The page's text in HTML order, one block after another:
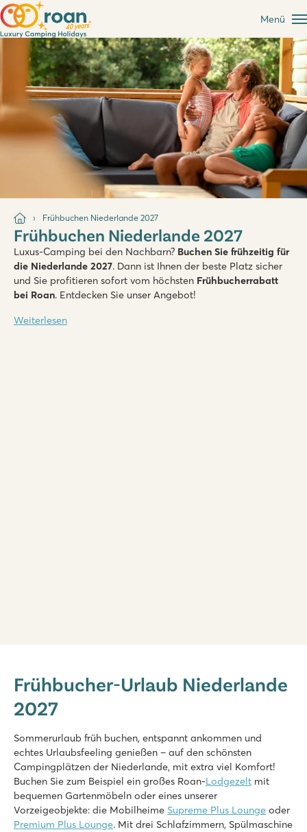
Menü
Frühbuchen Niederlande 2027
Frühbuchen Niederlande 2027
Luxus-Camping bei den Nachbarn? Buchen Sie frühzeitig für
die Niederlande 2027. Dann ist Ihnen der beste Platz sicher
und Sie profitieren sofort vom höchsten Frühbucherrabatt
bei Roan. Entdecken Sie unser Angebot!
Weiterlesen
Holland - - Nordbrabant - Kaatsheuvel
★ ★ ★
Beheiztes Hallenbad, coole Außenrutschen und
Schöne Lage in der Nähe der Loonse und Drunense Dünen
Nur 8 Minuten mit dem Auto vom Efteling-Vergnügungspark
De Schatberg
De Schatberg
Holland - - Limburg - Sevenum
Frühbucher-Urlaub Niederlande
2027
Sommerurlaub früh buchen, entspannt ankommen und
echtes Urlaubsfeeling genießen – auf den schönsten
Campingplätzen der Niederlande, mit extra viel Komfort!
Buchen Sie zum Beispiel ein großes Roan-Lodgezelt mit
bequemen Gartenmöbeln oder eines unserer
Vorzeigeobjekte: die Mobilheime Supreme Plus Lounge oder
Premium Plus Lounge. Mit drei Schlafzimmern, Spülmaschine